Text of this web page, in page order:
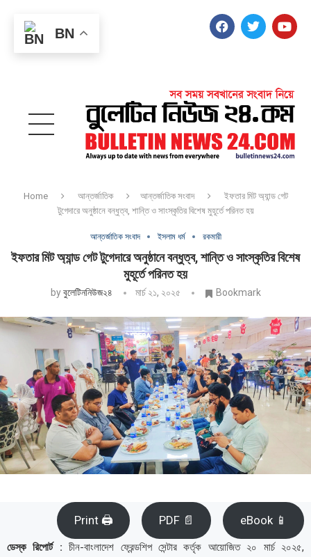
BN
Home আন্তর্জাতিক আন্তর্জাতিক সংবাদ
ইফতার মিট অ্যান্ড গেট
টুগেদারে অনুষ্ঠানে বন্ধুত্ব, শান্তি ও সাংস্কৃতির বিশেষ মুহূর্তে পরিনত হয়
আন্তর্জাতিক সংবাদ ইসলাম ধর্ম রকমারী
ইফতার মিট অ্যান্ড গেট টুগেদারে অনুষ্ঠানে বন্ধুত্ব, শান্তি ও সাংস্কৃতির বিশেষ
মুহূর্তে পরিনত হয়
byবুলেটিননিউজ২৪ মার্চ ২১, ২০২৫ Bookmark
Print 🖨 PDF 📄 eBook 📱
ডেস্ক রিপোর্ট :চীন-বাংলাদেশ ফ্রেন্ডশিপ সেন্টার কর্তৃক আয়োজিত ২০ মার্চ ২০২৫,